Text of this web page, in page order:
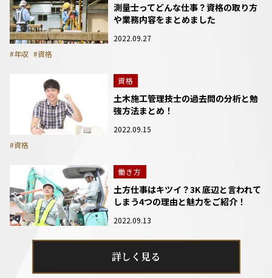
測量士ってどんな仕事？資格の取り方
や業務内容をまとめました
2022.09.27
#年収 #資格
資格
土木施工管理技士の過去問の分析と勉
強方法まとめ！
2022.09.15
#資格
働き方
土方仕事はキツイ？3K 底辺と言われて
しまう4つの理由と魅力をご紹介！
2022.09.13
詳しく見る